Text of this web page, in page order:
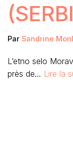
Par Sandrine
L’etno selo
près de… Lire la